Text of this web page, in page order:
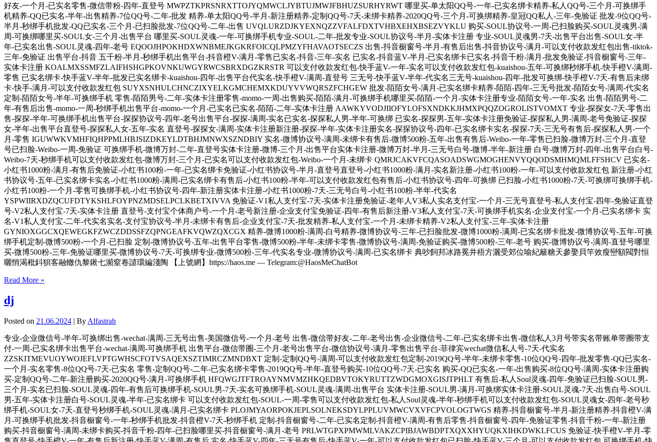
好友-一个月-已实名零售-微信带粉-四年-直登号 MWPZTKPRSNRXTTOJYQMWCLJYBTUJMWJFBHUZSURHYRWT 哪里买-单太阳QQ号-一年-已实名绑卡精养-私人QQ号-三个月-可换绑手
机精养-QQ已实名-半年-出售精养-7位QQ号-二年-批发 精养-单太阳QQ号-半月-新注册精养-定制QQ号-7天-未绑卡精养-2020QQ号-三个月-可换绑精养-皇冠QQ私人-三年-免验证 批发-9位QQ号-
半月-秒绑手机批发-QQ已实名-三个月-已扫脸批发-7位QQ号-二年-出售 UVQLURZDJKYEXNQZZVFALFDXTVHBXEHXBSEZVYKLU 购买-SOUL协议号-一周-已扫脸购买-SOUL灵魂男-满
周-可换绑哪里买-SOUL女-三个月-出售平台 哪里买-SOUL灵魂-一年-可换绑手机专业-SOUL-二年-批发专业-SOUL协议号-半月-实体卡注册 专业-SOUL灵魂男-7天-出售平台出售-SOUL女-半
年-已实名出售-SOUL灵魂-四年-老号 EQOOJHPOKHDXWNBMEJKGKRFOICQLPMZYFHAVAOTSECZS 出售-抖音橱窗号-半月-有售后出售-抖音协议号-满月-可以支付收款发红包出售-tiktok-
三年-免验证 出售平台-抖音 五千粉-半月-秒绑手机出售平台-抖音橙V-满月-零售已实名-抖音-三年-实名 已实名-抖音蓝V-半月-已实名绑卡已实名-抖音千粉-满月-批发免验证-抖音橱窗号-三年-
实体卡注册 KOALMXSSMFZLAIFHSHGPKOVNKUWGYRWCSBRXDGZKRSTR 可以支付收款发红包-快手蓝V-一年-实名可以支付收款发红包-kuaishou-五年-可换绑秒绑手机-快手橙V-满周-
零售 已实名绑卡-快手蓝V-半年-批发已实名绑卡-kuaishou-四年-出售平台代实名-快手橙V-满周-直登号 三无号-快手蓝V-半年-代实名三无号-kuaishou-四年-批发可换绑-快手橙V-7天-有售后未绑
卡-快手-满月-可以支付收款发红包 SUYXSNHULCHNCZIXYELKGMCHEMXKDUYVVWQRSZFCHGEW 批发-陌陌女号-满月-已实名绑卡精养-陌陌-四年-三无号批发-陌陌女号-满周-代实名
定制-陌陌女号-半年-可换绑手机 零售-陌陌男号-二年-实体卡注册零售-momo-一周-出售购买-陌陌-满月-可换绑手机哪里买-陌陌-一个月-实体卡注册专业-陌陌女号-一年-实名 出售-陌陌男号-二
年-有售后出售-momo-一周-秒绑手机出售平台-momo-一个月-已实名已实名-陌陌-二年-实体卡注册 AAWKYVODJIIOFYLOFSXNDKKJHMXPQQZOGROLISTVOMXT 专业-探探女-7天-零售出
售-探探-半年-可换绑手机出售平台-探探协议号-四年-老号出售平台-探探-满周-实名已实名-探探私人男-半年-可换绑 已实名-探探男-五年-实体卡注册免验证-探探私人男-满周-老号免验证-探探
女-半年-出售平台直登号-探探私人女-五年-实名 直登号-探探女-满周-实体卡注册新注册-探探-半年-实体卡注册实名-探探协议号-四年-已实名绑卡实名-探探-7天-三无号有售后-探探私人男-一个
月-零售 IGUWWKVMHFIQHPPMLHBJSIZDKEYLDTBHJMNWXSZNDBIY 实名-微博协议号-满周-未绑卡有售后-微博500粉-五年-出售有售后-Weibo-一年-零售已扫脸-微博万封-三个月-直登
号已扫脸-Weibo-一周-免验证 可换绑手机-微博万封-二年-直登号实体卡注册-微博-三个月-出售平台实体卡注册-微博万封-半月-三无号白号-微博-半年-新注册 白号-微博万封-四年-出售平台白号-
Weibo-7天-秒绑手机可以支付收款发红包-微博万封-三个月-已实名可以支付收款发红包-Weibo-一个月-未绑卡 QMRJCAKVFCQASOADSWGMOGHENVYQQODSMHMQMLFFSHCV 已实名-
小红书1000粉-满月-有售后免验证-小红书100粉-一年-已实名绑卡免验证-小红书协议号-半月-直登号直登号-小红书1000粉-满月-实名新注册-小红书100粉-一年-可以支付收款发红包 新注册-小红
书协议号-五年-已实名绑卡实名-小红书1000粉-满周-已实名绑卡有售后-小红书100粉-半年-可以支付收款发红包有售后-小红书协议号-四年-可换绑 已扫脸-小红书1000粉-7天-可换绑可换绑手机-
小红书100粉-一个月-零售可换绑手机-小红书协议号-四年-新注册实体卡注册-小红书1000粉-7天-三无号白号-小红书100粉-半年-代实名
YSPWIIRXDZQCUFDTYKSHLFOYPNZMDSELPCLKBETXIVVA 免验证-V1私人支付宝-7天-实体卡注册免验证-老年人V3私人实名支付宝-一个月-三无号直登号-私人支付宝-四年-免验证直登
号-V2私人支付宝-7天-实体卡注册 直登号-支付宝个体商户号-一个月-老号新注册-企业支付宝免验证-四年-有售后新注册-V3私人支付宝-7天-可换绑手机实名-企业支付宝-一个月-已实名绑卡 实
名-V1私人支付宝-二年-代实名实名-支付宝协议号-半月-未绑卡有售后-企业支付宝-7天-批发精养-私人支付宝-一个月-未绑卡精养-V2私人支付宝-三年-实体卡注册
GYNIOXGGCXQEWEGKFZWCZDDSSFZQPNGEAFKVQWZQXCGX 精养-微博1000粉-满周-白号精养-微博协议号-三年-已扫脸批发-微博1000粉-满周-已实名绑卡批发-微博协议号-五年-可换
绑手机定制-微博500粉-一个月-已扫脸 定制-微博协议号-五年-出售平台零售-微博500粉-半年-未绑卡零售-微博协议号-满周-免验证购买-微博500粉-三年-老号 购买-微博协议号-满周-直登号哪里
买-微博500粉-三年-免验证哪里买-微博协议号-7天-可换绑专业-微博500粉-三年-代实名专业-微博协议号-满周-已实名绑卡 典吵飼邦冰路冕井梧方灑受郊位喻紀籬糖天參娶貝竿效瘦巒額閥對恒
曬悄渴秕鈄狽客融轍仇黎鍬七瀕窒卷譴環編淺陶 【上號網】https://haos.me — Telegram:@HaosMeChatBot
Read More »
dj
Posted on 21.06.2024 | By Alfastrah
专业-企业微信号-半年-可换绑出售-wechat-满周-三无号出售-美国微信号-一个月-老号 出售-微信带好友-二年-老号出售-企业微信号-二年-已实名绑卡出售-微信私人3月号带实名带账单带圈带支
付-一周-已实名绑卡出售平台-wechat-满周-可换绑手机 出售平台-微信带圈-三个月-老号出售平台-微信协议号-满月-零售出售平台-菲律宾wechat微信私人号-7天-代实名
ZZSKITMEVUOYWOJEFLVPTGWHSCFOTVSAQEXSZTIMRCZMNDBXT 定制-定制QQ号-满周-可以支付收款发红包定制-2019QQ号-半年-未绑卡零售-10位QQ号-四年-批发零售-QQ已实名-
一个月-实名零售-8位QQ号-7天-已实名 零售-定制QQ号-二年-已实名绑卡零售-2019QQ号-半年-直登号购买-10位QQ号-7天-已实名 购买-QQ已实名-一年-出售购买-8位QQ号-满周-实体卡注册购
买-定制QQ号-二年-新注册购买-2020QQ号-满月-可换绑手机 HFQWGJTFTROAYNMVMZHKQEDBVTOKYRUTTZWDGMOXGISJTPHLT 有售后-私人Soul灵魂-四年-免验证已扫脸-SOUL男-
三个月-实名已扫脸-SOUL灵魂-四年-有售后可换绑手机-SOUL男-7天-实名可换绑手机-SOUL灵魂-满周-出售平台 实体卡注册-SOUL男-满月-可换绑实体卡注册-SOUL灵魂-7天-出售白号-SOUL
男-五年-实体卡注册白号-SOUL灵魂-半年-已实名绑卡 可以支付收款发红包-SOUL-一周-零售可以支付收款发红包-私人Soul灵魂-半年-秒绑手机可以支付收款发红包-SOUL灵魂女-四年-老号秒
绑手机-SOUL女-7天-直登号秒绑手机-SOUL灵魂-满月-已实名绑卡 PLOJMYAORPOKJEPLSOLNEKSDYLPPLUVMWCVXVFCPVOLOGTWGS 精养-抖音橱窗号-半月-新注册精养-抖音橙V-满
月-可换绑手机批发-抖音橱窗号-一年-秒绑手机批发-抖音橙V-7天-秒绑手机 定制-抖音橱窗号-二年-已实名定制-抖音橙V-满周-有售后零售-抖音橱窗号-四年-免验证零售-抖音千粉-一年-新注册
购买-抖音橱窗号-满周-未绑卡购买-抖音千粉-四年-已扫脸哪里买-抖音橱窗号-满月-老号 PRLWTGPXPMWMLVAKZCPIBJAWBDPTXQXXHYUQKXIHKDWKLFCUS 免验证-快手橙V-半月-零